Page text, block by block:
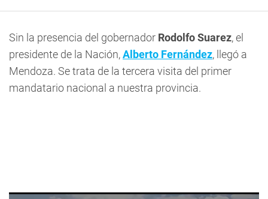
Sin la presencia del gobernador Rodolfo Suarez, el
presidente de la Nación,Alberto Fernández, llegó a
Mendoza. Se trata de la tercera visita del primer
mandatario nacional a nuestra provincia.